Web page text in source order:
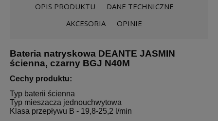
OPIS PRODUKTU
DANE TECHNICZNE
AKCESORIA
OPINIE
Bateria natryskowa DEANTE JASMIN
ścienna, czarny BGJ N40M
Cechy produktu:
Typ baterii ścienna
Typ mieszacza jednouchwytowa
Klasa przepływu B - 19,8-25,2 l/min